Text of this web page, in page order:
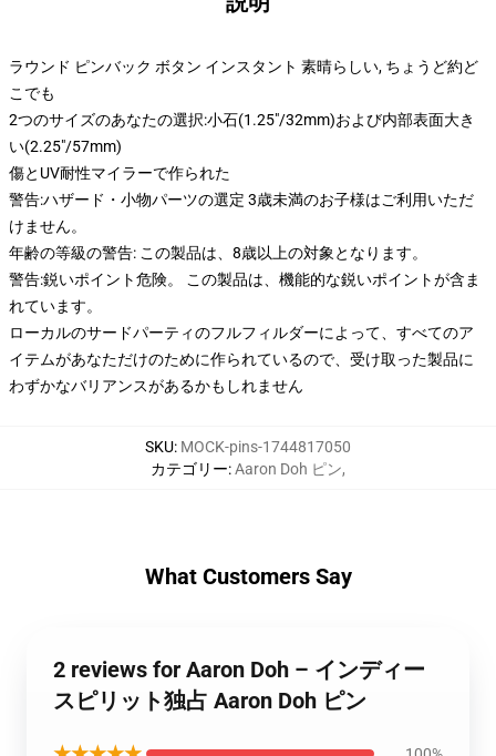
ラウンド ピンバック ボタン インスタント 素晴らしい, ちょうど約ど
こでも
2つのサイズのあなたの選択:小石(1.25"/32mm)および内部表面大き
い(2.25"/57mm)
傷とUV耐性マイラーで作られた
警告:ハザード・小物パーツの選定 3歳未満のお子様はご利用いただ
けません。
年齢の等級の警告: この製品は、8歳以上の対象となります。
警告:鋭いポイント危険。 この製品は、機能的な鋭いポイントが含ま
れています。
ローカルのサードパーティのフルフィルダーによって、すべてのア
イテムがあなただけのために作られているので、受け取った製品に
わずかなバリアンスがあるかもしれません
SKU: MOCK-pins-1744817050
カテゴリー:Aaron Doh ピン,
What Customers Say
2 reviews for Aaron Doh – インディー
スピリット独占 Aaron Doh ピン